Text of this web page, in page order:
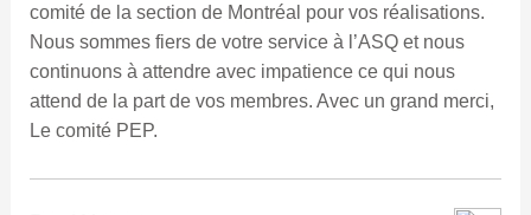
comité de la section de Montréal pour vos réalisations.
Nous sommes fiers de votre service à l’ASQ et nous
continuons à attendre avec impatience ce qui nous
attend de la part de vos membres. Avec un grand merci,
Le comité PEP.